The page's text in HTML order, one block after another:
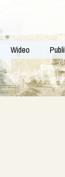
Wideo